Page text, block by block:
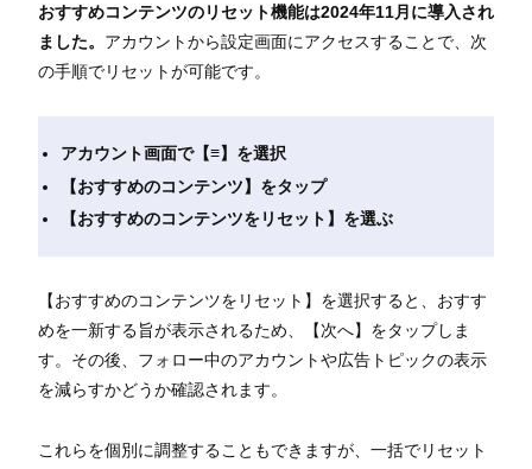
おすすめコンテンツのリセット機能は2024年11月に導入され
ました。 アカウントから設定画面にアクセスすることで、次
の手順でリセットが可能です。
アカウント画面で【≡】を選択
【おすすめのコンテンツ】をタップ
【おすすめのコンテンツをリセット】を選ぶ
【おすすめのコンテンツをリセット】を選択すると、おすす
めを一新する旨が表示されるため、【次へ】をタップしま
す。その後、フォロー中のアカウントや広告トピックの表示
を減らすかどうか確認されます。
これらを個別に調整することもできますが、一括でリセット